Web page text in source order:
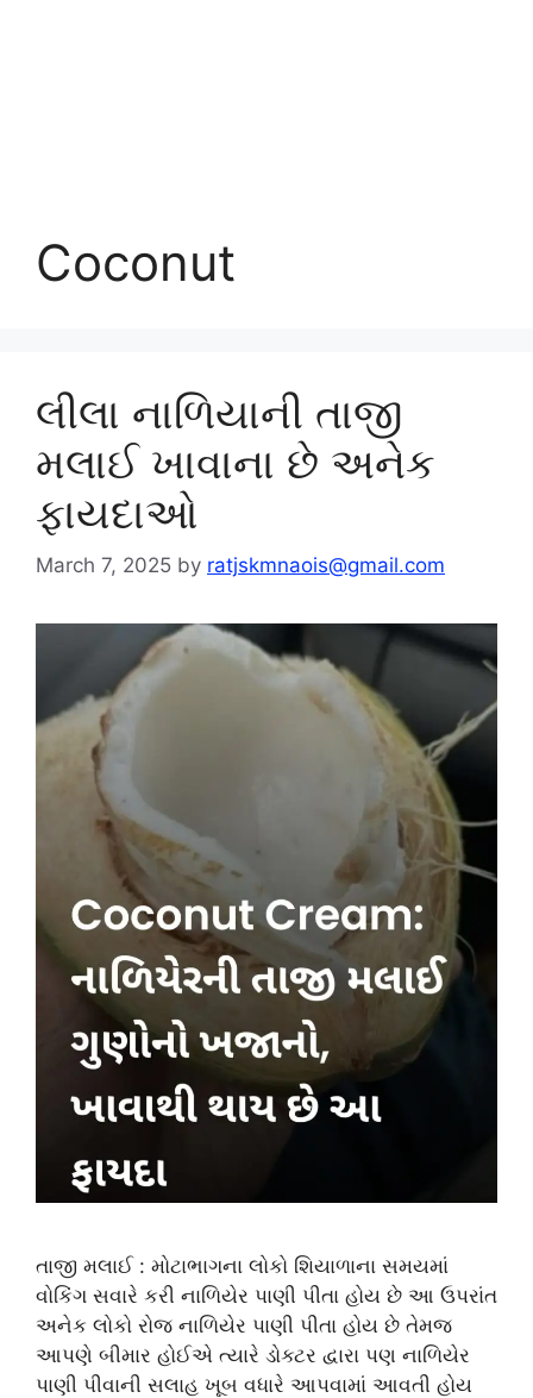
Coconut
લીલા નાળિયાની તાજી
મલાઈ ખાવાના છે અનેક
ફાયદાઓ
March 7, 2025 by ratjskmnaois@gmail.com
તાજી મલાઈ : મોટાભાગના લોકો શિયાળાના સમયમાં
વોકિંગ સવારે કરી નાળિયેર પાણી પીતા હોય છે આ ઉપરાંત
અનેક લોકો રોજ નાળિયેર પાણી પીતા હોય છે તેમજ
આપણે બીમાર હોઈએ ત્યારે ડોક્ટર દ્વારા પણ નાળિયેર
પાણી પીવાની સલાહ ખૂબ વધારે આપવામાં આવતી હોય